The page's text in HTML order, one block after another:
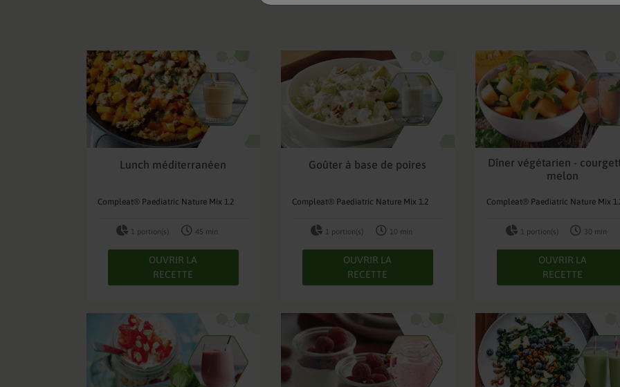
Lunch méditerranéen
Compleat® Paediatric Nature Mix 1.2
1 portion(s) 45 min
OUVRIR LA
RECETTE
Goûter à base de poires
Compleat® Paediatric Nature Mix 1.2
1 portion(s) 10 min
OUVRIR LA
RECETTE
Dîner végétarien -
melon
Compleat® Paediatric Nature Mix
1 portion(s) 30 min
OUVRIR LA
RECETTE